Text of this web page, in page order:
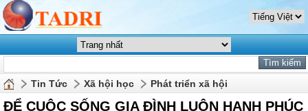
Tin Tức Xã hội học Phát triển xã hội
ĐỂ CUỘC SỐNG GIA ĐÌNH LUÔN HẠNH PHÚC